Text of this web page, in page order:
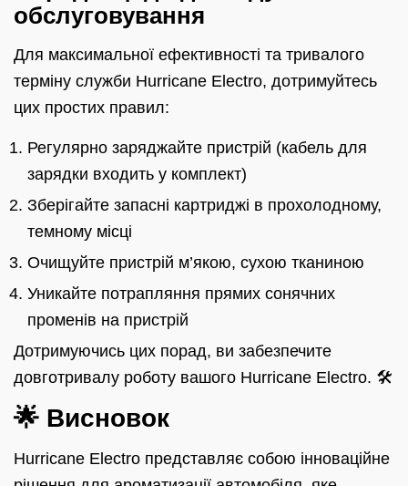
обслуговування
Для максимальної ефективності та тривалого
терміну служби Hurricane Electro, дотримуйтесь
цих простих правил:
Регулярно заряджайте пристрій (кабель для
зарядки входить у комплект)
Зберігайте запасні картриджі в прохолодному,
темному місці
Очищуйте пристрій м’якою, сухою тканиною
Уникайте потрапляння прямих сонячних
променів на пристрій
Дотримуючись цих порад, ви забезпечите
довготривалу роботу вашого Hurricane Electro. 🛠️
🌟 Висновок
Hurricane Electro представляє собою інноваційне